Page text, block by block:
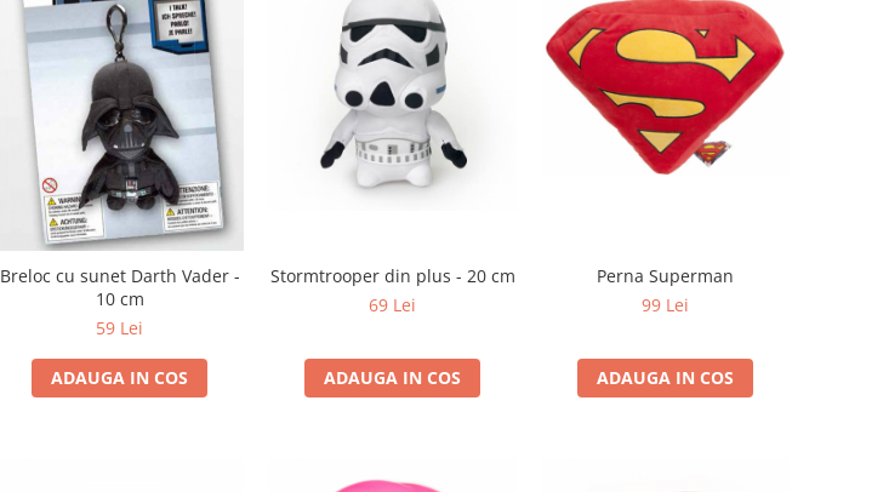
Breloc cu sunet Darth Vader -
10 cm
59 Lei
ADAUGA IN COS
Stormtrooper din plus - 20 cm
69 Lei
ADAUGA IN COS
Perna Superman
99 Lei
ADAUGA IN COS